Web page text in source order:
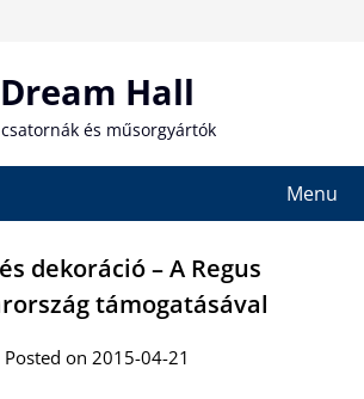
Dream Hall
csatornák és műsorgyártók
Menu
dekoráció – A Regus
támogatásával
Posted on 2015-04-21